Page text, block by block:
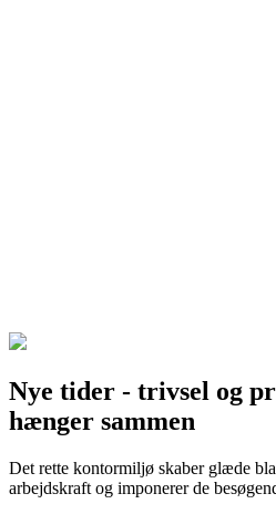
Nye tider - trivsel og
hænger sammen
Det rette kontormiljø skaber glæde
arbejdskraft og imponerer de